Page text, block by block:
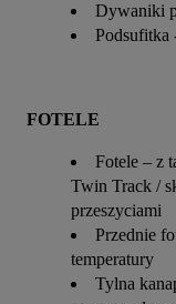
Dywaniki
Podsufitka
FOTELE
Fotele – z
Twin Track /
przeszyciami
Przednie
temperatury
Tylna